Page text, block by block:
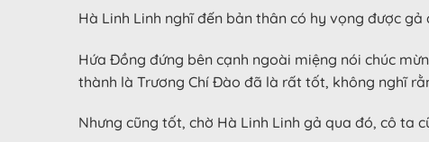
Hà Linh Linh nghĩ đến bản thân có hy vọng được
Hứa Đồng đứng bên cạnh ngoài miệng nói chúc
thành là Trương Chí Đào đã là rất tốt, không nghĩ
Nhưng cũng tốt, chờ Hà Linh Linh gả qua đó, cô ta